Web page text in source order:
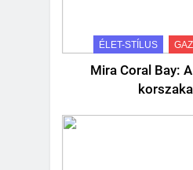
ÉLET-STÍLUS
Mira Coral Bay:
korszaka